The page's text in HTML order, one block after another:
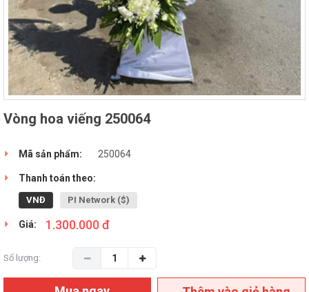
Vòng hoa viếng 250064
Mã sản phẩm: 250064
Thanh toán theo:
VNĐ PI Network ($)
Giá: 1.300.000 đ
Số lượng: